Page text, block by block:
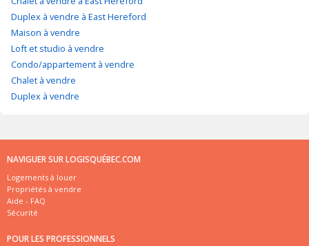
Duplex à vendre à East Hereford
Maison à vendre
Loft et studio à vendre
Condo/appartement à vendre
Chalet à vendre
Duplex à vendre
NAVIGUER SUR LOGISQUÉBEC.COM
Logements à louer
Propriétés à vendre
Aide - FAQ
Sécurité
POUR LES PROFESSIONNELS